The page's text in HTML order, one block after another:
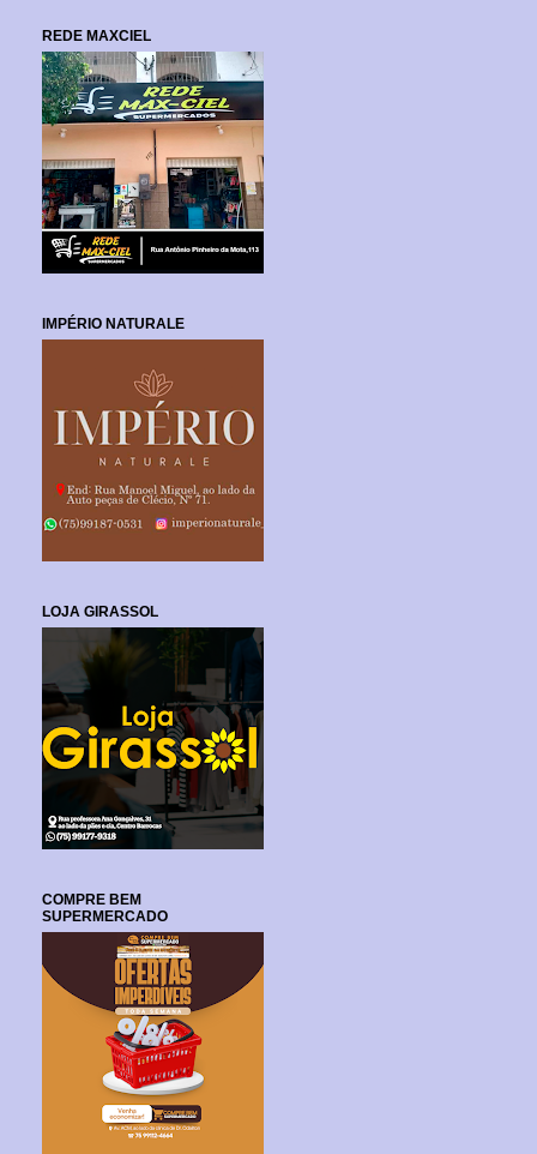
REDE MAXCIEL
IMPÉRIO NATURALE
LOJA GIRASSOL
COMPRE BEM
SUPERMERCADO